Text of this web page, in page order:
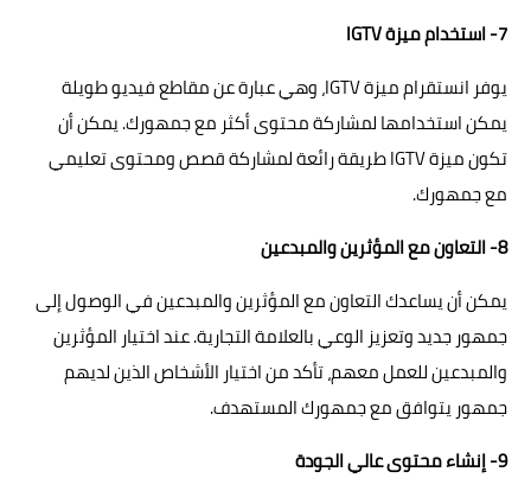
7- استخدام ميزة IGTV
يوفر انستقرام ميزة IGTV، وهي عبارة عن مقاطع فيديو طويلة
يمكن استخدامها لمشاركة محتوى أكثر مع جمهورك. يمكن أن
تكون ميزة IGTV طريقة رائعة لمشاركة قصص ومحتوى تعليمي
مع جمهورك.
8- التعاون مع المؤثرين والمبدعين
يمكن أن يساعدك التعاون مع المؤثرين والمبدعين في الوصول إلى
جمهور جديد وتعزيز الوعي بالعلامة التجارية. عند اختيار المؤثرين
والمبدعين للعمل معهم، تأكد من اختيار الأشخاص الذين لديهم
جمهور يتوافق مع جمهورك المستهدف.
9- إنشاء محتوى عالي الجودة